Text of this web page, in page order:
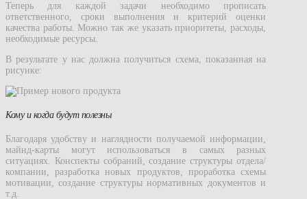
Теперь для каждой задачи необходимо прописать
ответственного, сроки выполнения и критерий оценки
качества работы. Можно так же указать приоритеты, расходы,
необходимые ресурсы.
В результате у нас должна получиться схема, показанная на
рисунке:
Кому и когда будут полезны
Благодаря удобству и наглядности получаемой информации,
майнд-карты могут использоваться в самых разных
ситуациях. Конспекты собраний, создание структуры отдела/
компании, разработка новых продуктов, проработка схемы
мотивации, создание структуры нормативных документов и
т.д.